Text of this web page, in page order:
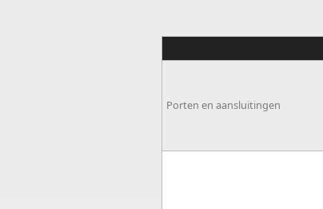
Porten en aansluitingen